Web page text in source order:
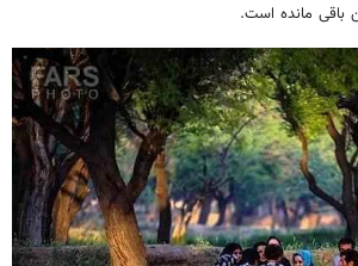
باقی مانده است.